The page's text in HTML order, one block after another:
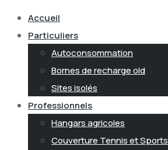
Accueil
Particuliers
Autoconsommation
Bornes de recharge old
Sites isolés
Professionnels
Hangars agricoles
Couverture Tennis et Sports